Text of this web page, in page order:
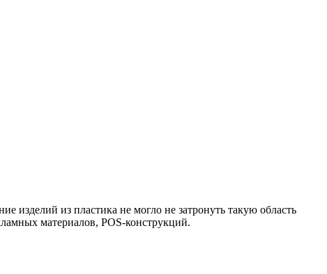
изделий из пластика не могло не затронуть такую область
материалов, POS-конструкций.